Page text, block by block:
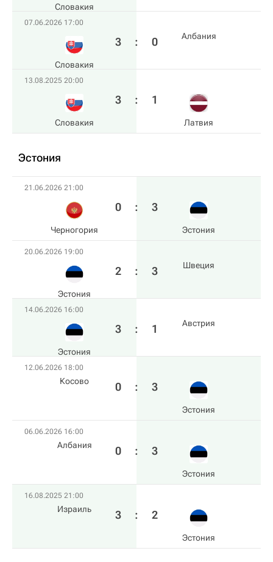
Словакия
07.06.2026 17:00
Словакия
3 : 0 Албания
13.08.2025 20:00
Словакия
3 : 1
Латвия
Эстония
21.06.2026 21:00
Черногория
0 : 3
Эстония
20.06.2026 19:00
Эстония
2 : 3 Швеция
14.06.2026 16:00
Эстония
3 : 1 Австрия
12.06.2026 18:00
Косово 0 : 3
Эстония
06.06.2026 16:00
Албания 0 : 3
Эстония
16.08.2025 21:00
Израиль 3 : 2
Эстония